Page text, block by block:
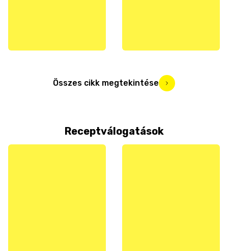
Összes cikk megtekintése
Receptválogatások